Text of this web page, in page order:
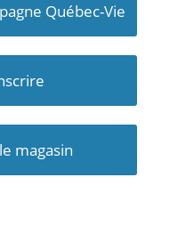
Québec-Vie
magasin